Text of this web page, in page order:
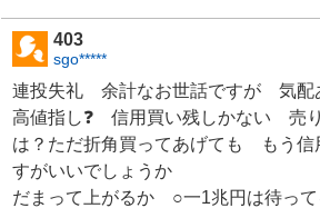
403
sgo*****
連投失礼 余計なお世話ですが 気
高値指し❓ 信用買い残しかない
は？ただ折角買ってあげても もう
すがいいでしょうか
だまって上がるか ○一1兆円は待っ